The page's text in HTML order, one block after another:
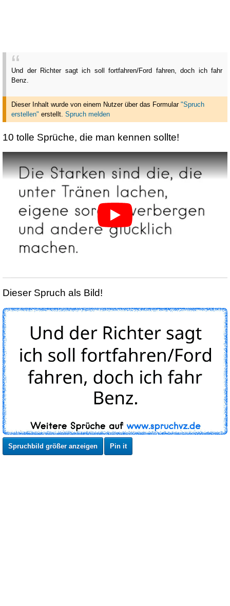
Und der Richter sagt ich soll fortfahren/Ford fahren, doch ich fahr
Benz.
Dieser Inhalt wurde von einem Nutzer über das Formular "Spruch
erstellen" erstellt. Spruch melden
10 tolle Sprüche, die man kennen sollte!
Dieser Spruch als Bild!
Spruchbild größer anzeigen Pin it